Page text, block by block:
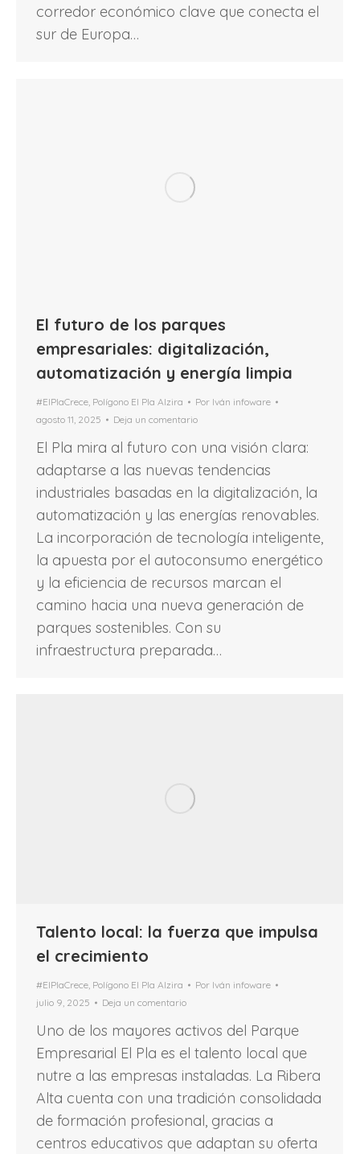
corredor económico clave que conecta el
sur de Europa…
El futuro de los parques
empresariales: digitalización,
automatización y energía limpia
#ElPlaCrece, Polígono El Pla Alzira Por Iván infoware
agosto 11, 2025
Deja un comentario
El Pla mira al futuro con una visión clara:
adaptarse a las nuevas tendencias
industriales basadas en la digitalización, la
automatización y las energías renovables.
La incorporación de tecnología inteligente,
la apuesta por el autoconsumo energético
y la eficiencia de recursos marcan el
camino hacia una nueva generación de
parques sostenibles. Con su
infraestructura preparada…
Talento local: la fuerza que impulsa
el crecimiento
#ElPlaCrece, Polígono El Pla Alzira Por Iván infoware
julio 9, 2025
Deja un comentario
Uno de los mayores activos del Parque
Empresarial El Pla es el talento local que
nutre a las empresas instaladas. La Ribera
Alta cuenta con una tradición consolidada
de formación profesional, gracias a
centros educativos que adaptan su oferta